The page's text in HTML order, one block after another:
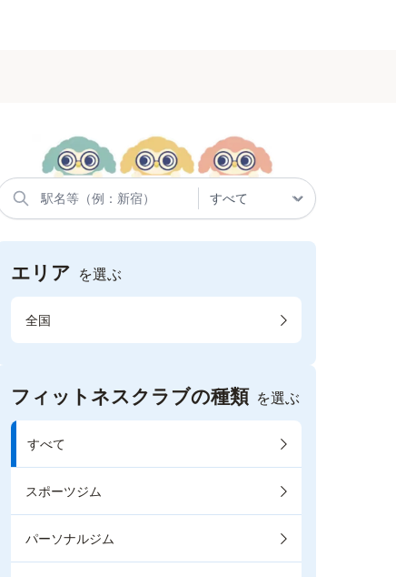
エリア を選ぶ
全国
フィットネスクラブの種類 を選ぶ
すべて
スポーツジム
パーソナルジム